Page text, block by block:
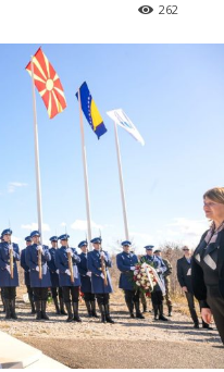
262